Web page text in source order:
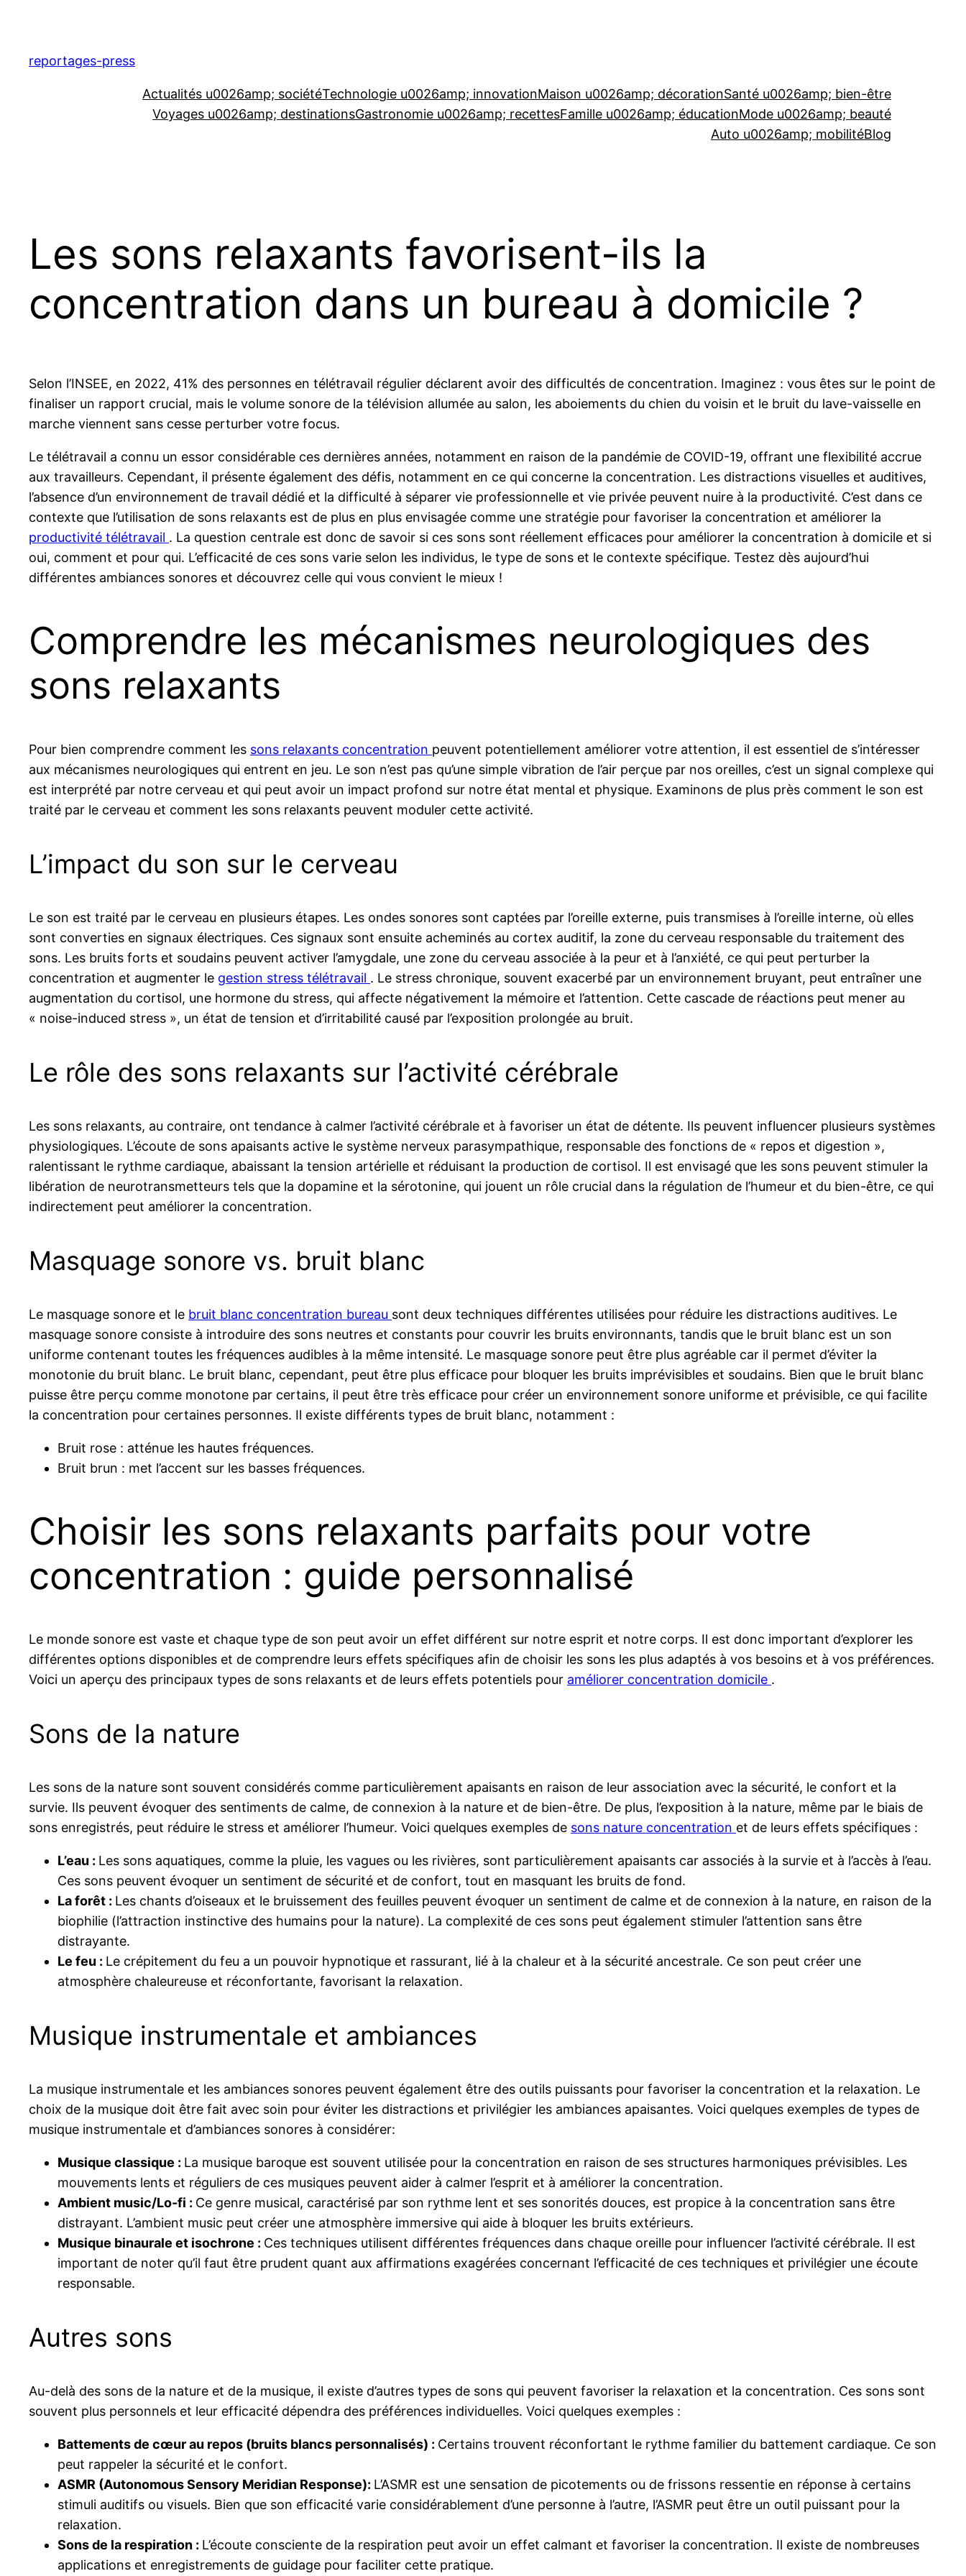
contenu
reportages-press
Actualités u0026amp; sociétéTechnologie u0026amp; innovationMaison u0026amp; décorationSanté u0026amp; bien-être
Voyages u0026amp; destinationsGastronomie u0026amp; recettesFamille u0026amp; éducationMode u0026amp; beauté
Auto u0026amp; mobilitéBlog
Les sons relaxants favorisent-ils la
concentration dans un bureau à domicile ?
Selon l’INSEE, en 2022, 41% des personnes en télétravail régulier déclarent avoir des difficultés de concentration. Imaginez : vous êtes sur le point de
finaliser un rapport crucial, mais le volume sonore de la télévision allumée au salon, les aboiements du chien du voisin et le bruit du lave-vaisselle en
marche viennent sans cesse perturber votre focus.
Le télétravail a connu un essor considérable ces dernières années, notamment en raison de la pandémie de COVID-19, offrant une flexibilité accrue
aux travailleurs. Cependant, il présente également des défis, notamment en ce qui concerne la concentration. Les distractions visuelles et auditives,
l’absence d’un environnement de travail dédié et la difficulté à séparer vie professionnelle et vie privée peuvent nuire à la productivité. C’est dans ce
contexte que l’utilisation de sons relaxants est de plus en plus envisagée comme une stratégie pour favoriser la concentration et améliorer la
productivité télétravail . La question centrale est donc de savoir si ces sons sont réellement efficaces pour améliorer la concentration à domicile et si
oui, comment et pour qui. L’efficacité de ces sons varie selon les individus, le type de sons et le contexte spécifique. Testez dès aujourd’hui
différentes ambiances sonores et découvrez celle qui vous convient le mieux !
Comprendre les mécanismes neurologiques des
sons relaxants
Pour bien comprendre comment les sons relaxants concentration peuvent potentiellement améliorer votre attention, il est essentiel de s’intéresser
aux mécanismes neurologiques qui entrent en jeu. Le son n’est pas qu’une simple vibration de l’air perçue par nos oreilles, c’est un signal complexe qui
est interprété par notre cerveau et qui peut avoir un impact profond sur notre état mental et physique. Examinons de plus près comment le son est
traité par le cerveau et comment les sons relaxants peuvent moduler cette activité.
L’impact du son sur le cerveau
Le son est traité par le cerveau en plusieurs étapes. Les ondes sonores sont captées par l’oreille externe, puis transmises à l’oreille interne, où elles
sont converties en signaux électriques. Ces signaux sont ensuite acheminés au cortex auditif, la zone du cerveau responsable du traitement des
sons. Les bruits forts et soudains peuvent activer l’amygdale, une zone du cerveau associée à la peur et à l’anxiété, ce qui peut perturber la
concentration et augmenter le gestion stress télétravail . Le stress chronique, souvent exacerbé par un environnement bruyant, peut entraîner une
augmentation du cortisol, une hormone du stress, qui affecte négativement la mémoire et l’attention. Cette cascade de réactions peut mener au
« noise-induced stress », un état de tension et d’irritabilité causé par l’exposition prolongée au bruit.
Le rôle des sons relaxants sur l’activité cérébrale
Les sons relaxants, au contraire, ont tendance à calmer l’activité cérébrale et à favoriser un état de détente. Ils peuvent influencer plusieurs systèmes
physiologiques. L’écoute de sons apaisants active le système nerveux parasympathique, responsable des fonctions de « repos et digestion »,
ralentissant le rythme cardiaque, abaissant la tension artérielle et réduisant la production de cortisol. Il est envisagé que les sons peuvent stimuler la
libération de neurotransmetteurs tels que la dopamine et la sérotonine, qui jouent un rôle crucial dans la régulation de l’humeur et du bien-être, ce qui
indirectement peut améliorer la concentration.
Masquage sonore vs. bruit blanc
Le masquage sonore et le bruit blanc concentration bureau sont deux techniques différentes utilisées pour réduire les distractions auditives. Le
masquage sonore consiste à introduire des sons neutres et constants pour couvrir les bruits environnants, tandis que le bruit blanc est un son
uniforme contenant toutes les fréquences audibles à la même intensité. Le masquage sonore peut être plus agréable car il permet d’éviter la
monotonie du bruit blanc. Le bruit blanc, cependant, peut être plus efficace pour bloquer les bruits imprévisibles et soudains. Bien que le bruit blanc
puisse être perçu comme monotone par certains, il peut être très efficace pour créer un environnement sonore uniforme et prévisible, ce qui facilite
la concentration pour certaines personnes. Il existe différents types de bruit blanc, notamment :
Bruit rose : atténue les hautes fréquences.
Bruit brun : met l’accent sur les basses fréquences.
Choisir les sons relaxants parfaits pour votre
concentration : guide personnalisé
Le monde sonore est vaste et chaque type de son peut avoir un effet différent sur notre esprit et notre corps. Il est donc important d’explorer les
différentes options disponibles et de comprendre leurs effets spécifiques afin de choisir les sons les plus adaptés à vos besoins et à vos préférences.
Voici un aperçu des principaux types de sons relaxants et de leurs effets potentiels pour améliorer concentration domicile .
Sons de la nature
Les sons de la nature sont souvent considérés comme particulièrement apaisants en raison de leur association avec la sécurité, le confort et la
survie. Ils peuvent évoquer des sentiments de calme, de connexion à la nature et de bien-être. De plus, l’exposition à la nature, même par le biais de
sons enregistrés, peut réduire le stress et améliorer l’humeur. Voici quelques exemples de sons nature concentration et de leurs effets spécifiques :
L’eau : Les sons aquatiques, comme la pluie, les vagues ou les rivières, sont particulièrement apaisants car associés à la survie et à l’accès à l’eau.
Ces sons peuvent évoquer un sentiment de sécurité et de confort, tout en masquant les bruits de fond.
La forêt : Les chants d’oiseaux et le bruissement des feuilles peuvent évoquer un sentiment de calme et de connexion à la nature, en raison de la
biophilie (l’attraction instinctive des humains pour la nature). La complexité de ces sons peut également stimuler l’attention sans être
distrayante.
Le feu : Le crépitement du feu a un pouvoir hypnotique et rassurant, lié à la chaleur et à la sécurité ancestrale. Ce son peut créer une
atmosphère chaleureuse et réconfortante, favorisant la relaxation.
Musique instrumentale et ambiances
La musique instrumentale et les ambiances sonores peuvent également être des outils puissants pour favoriser la concentration et la relaxation. Le
choix de la musique doit être fait avec soin pour éviter les distractions et privilégier les ambiances apaisantes. Voici quelques exemples de types de
musique instrumentale et d’ambiances sonores à considérer:
Musique classique : La musique baroque est souvent utilisée pour la concentration en raison de ses structures harmoniques prévisibles. Les
mouvements lents et réguliers de ces musiques peuvent aider à calmer l’esprit et à améliorer la concentration.
Ambient music/Lo-fi : Ce genre musical, caractérisé par son rythme lent et ses sonorités douces, est propice à la concentration sans être
distrayant. L’ambient music peut créer une atmosphère immersive qui aide à bloquer les bruits extérieurs.
Musique binaurale et isochrone : Ces techniques utilisent différentes fréquences dans chaque oreille pour influencer l’activité cérébrale. Il est
important de noter qu’il faut être prudent quant aux affirmations exagérées concernant l’efficacité de ces techniques et privilégier une écoute
responsable.
Autres sons
Au-delà des sons de la nature et de la musique, il existe d’autres types de sons qui peuvent favoriser la relaxation et la concentration. Ces sons sont
souvent plus personnels et leur efficacité dépendra des préférences individuelles. Voici quelques exemples :
Battements de cœur au repos (bruits blancs personnalisés) : Certains trouvent réconfortant le rythme familier du battement cardiaque. Ce son
peut rappeler la sécurité et le confort.
ASMR (Autonomous Sensory Meridian Response): L’ASMR est une sensation de picotements ou de frissons ressentie en réponse à certains
stimuli auditifs ou visuels. Bien que son efficacité varie considérablement d’une personne à l’autre, l’ASMR peut être un outil puissant pour la
relaxation.
Sons de la respiration : L’écoute consciente de la respiration peut avoir un effet calmant et favoriser la concentration. Il existe de nombreuses
applications et enregistrements de guidage pour faciliter cette pratique.